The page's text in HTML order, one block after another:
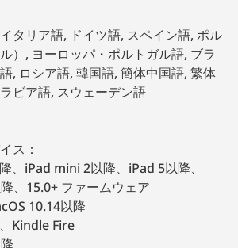
）, ヨーロッパ・ポルトガル語, ブラ
, ロシア語, 韓国語, 簡体中国語, 繁体
ビア語, スウェーデン語
ス：
、iPad mini 2以降、iPad 5以降、
、15.0+ ファームウェア
10.14以降
Kindle Fire